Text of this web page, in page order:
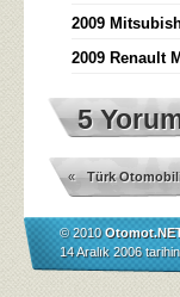
2009
2009 Renault
5
« Türk
© 2010
14 Aralık 2006